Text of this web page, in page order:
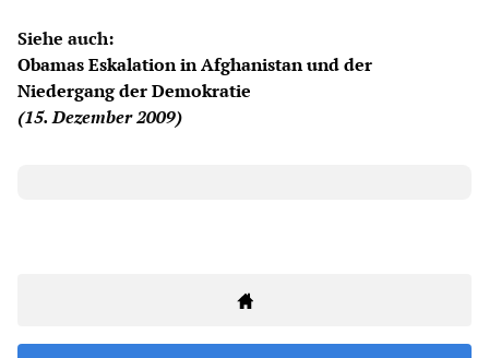
Siehe auch:
Obamas Eskalation in Afghanistan und der
Niedergang der Demokratie
(15. Dezember 2009)